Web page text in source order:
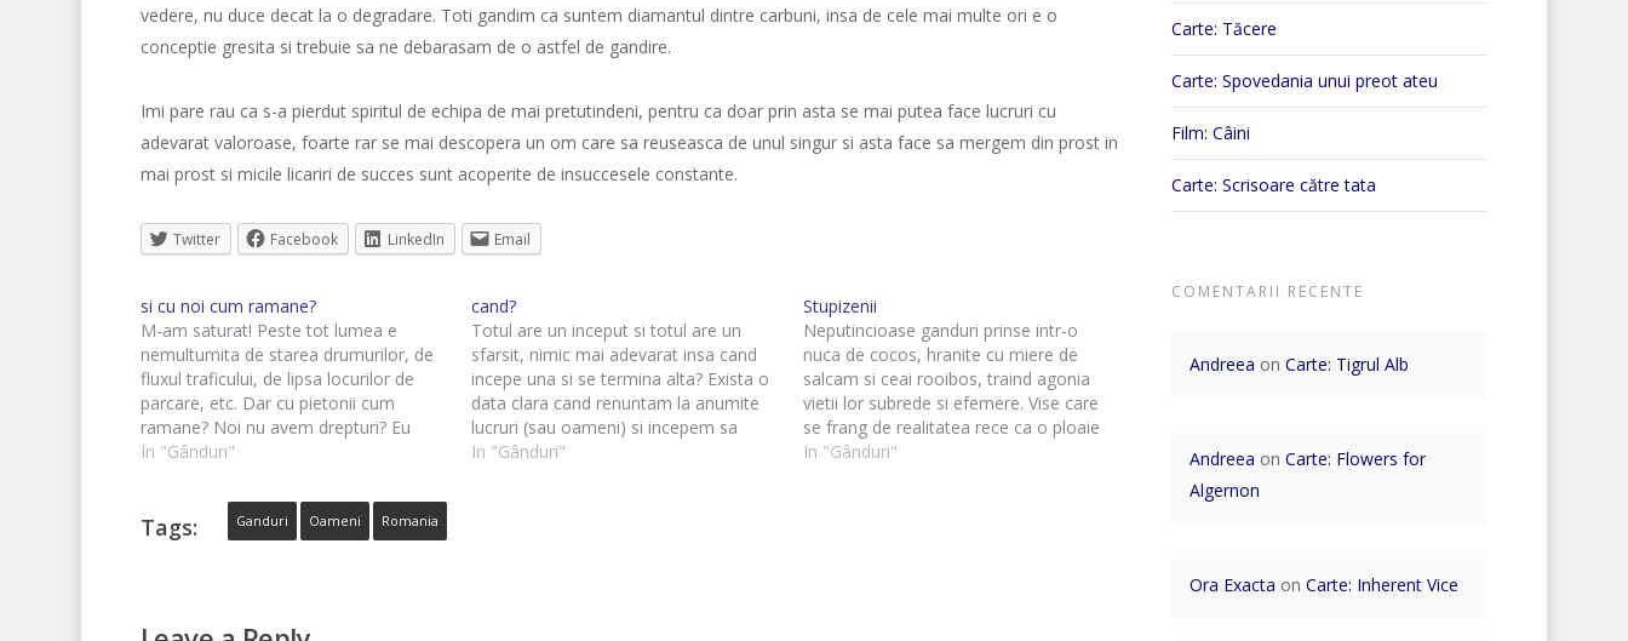
vedere, nu duce decat la o degradare. Toti gandim ca suntem diamantul dintre carbuni, insa de cele mai multe ori e o
conceptie gresita si trebuie sa ne debarasam de o astfel de gandire.
Imi pare rau ca s-a pierdut spiritul de echipa de mai pretutindeni, pentru ca doar prin asta se mai putea face lucruri cu
adevarat valoroase, foarte rar se mai descopera un om care sa reuseasca de unul singur si asta face sa mergem din prost in
mai prost si micile licariri de succes sunt acoperite de insuccesele constante.
Twitter Facebook LinkedIn Email
si cu noi cum ramane?
M-am saturat! Peste tot lumea e
nemultumita de starea drumurilor, de
fluxul traficului, de lipsa locurilor de
parcare, etc. Dar cu pietonii cum
ramane? Noi nu avem drepturi? Eu
sunt un pieton, merg mai peste tot pe
drum, imi place si…
In "Gânduri"
cand?
Totul are un inceput si totul are un
sfarsit, nimic mai adevarat insa cand
incepe una si se termina alta? Exista o
data clara cand renuntam la anumite
lucruri (sau oameni) si incepem sa
facem altceva? Sau pur si simplu exista
In "Gânduri"
Stupizenii
Neputincioase ganduri prinse intr-o
nuca de cocos, hranite cu miere de
salcam si ceai rooibos, traind agonia
vietii lor subrede si efemere. Vise care
se frang de realitatea rece ca o ploaie
de toamna care dureaza la nesfarsit.
In "Gânduri"
Tags: Ganduri Oameni Romania
Carte: Tăcere
Carte: Spovedania unui preot ateu
Film: Câini
Carte: Scrisoare către tata
COMENTARII RECENTE
Andreea on Carte: Tigrul Alb
Andreea on Carte: Flowers for
Algernon
Ora Exacta on Carte: Inherent Vice